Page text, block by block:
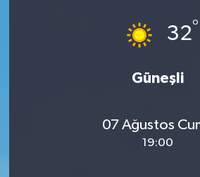
32°
Güneşli
07 Ağustos
19:00